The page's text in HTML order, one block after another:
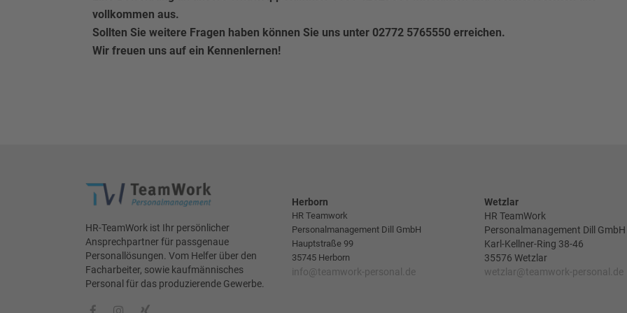
vollkommen aus.
Sollten Sie weitere Fragen haben können Sie uns unter 02772 5765550 erreichen.
Wir freuen uns auf ein Kennenlernen!
HR-TeamWork ist Ihr persönlicher
Ansprechpartner für passgenaue
Personallösungen. Vom Helfer über den
Facharbeiter, sowie kaufmännisches
Personal für das produzierende Gewerbe.
Herborn
HR Teamwork
Personalmanagement Dill GmbH
Hauptstraße 99
35745 Herborn
info@teamwork-personal.de
Wetzlar
HR TeamWork
Personalmanagement Dill GmbH
Karl-Kellner-Ring 38-46
35576 Wetzlar
wetzlar@teamwork-personal.de